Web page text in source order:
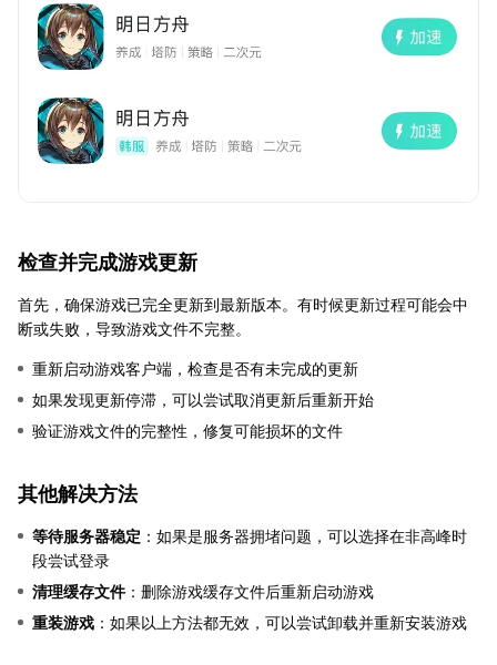
检查并完成游戏更新
首先，确保游戏已完全更新到最新版本。有时候更新过程可能会中
断或失败，导致游戏文件不完整。
重新启动游戏客户端，检查是否有未完成的更新
如果发现更新停滞，可以尝试取消更新后重新开始
验证游戏文件的完整性，修复可能损坏的文件
其他解决方法
等待服务器稳定 ：如果是服务器拥堵问题，可以选择在非高峰时
段尝试登录
清理缓存文件：删除游戏缓存文件后重新启动游戏
重装游戏 ：如果以上方法都无效，可以尝试卸载并重新安装游戏